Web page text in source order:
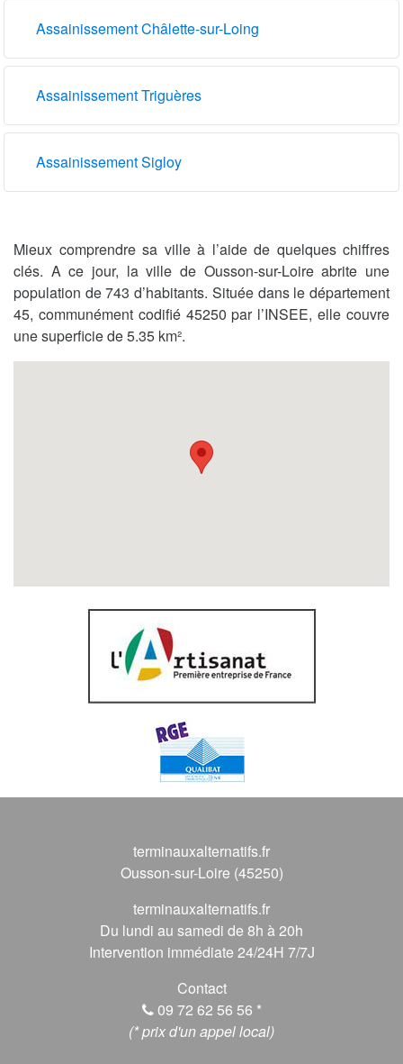
Assainissement Châlette-sur-Loing
Assainissement Triguères
Assainissement Sigloy
Mieux comprendre sa ville à l’aide de quelques chiffres
clés. A ce jour, la ville de Ousson-sur-Loire abrite une
population de 743 d’habitants. Située dans le département
45, communément codifié 45250 par l’INSEE, elle couvre
une superficie de 5.35 km².
terminauxalternatifs.fr
Ousson-sur-Loire (45250)
terminauxalternatifs.fr
Du lundi au samedi de 8h à 20h
Intervention immédiate 24/24H 7/7J
Contact
09 72 62 56 56 *
(* prix d'un appel local)